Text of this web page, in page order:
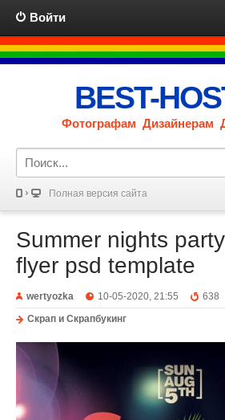
Войти
BEST-
Фотографам Дизайнерам
Полная версия сайта
Summer nights
flyer psd template
wertyozka 10-05-2020, 21:55
638
Скрап и Скрапбукинг